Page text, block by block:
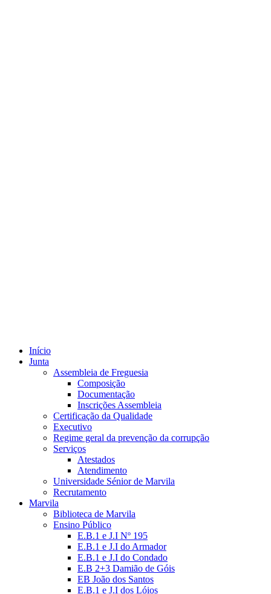
Início
Junta
Assembleia de Freguesia
Composição
Documentação
Inscrições Assembleia
Certificação da Qualidade
Executivo
Regime geral da prevenção da corrupção
Serviços
Atestados
Atendimento
Universidade Sénior de Marvila
Recrutamento
Marvila
Biblioteca de Marvila
Ensino Público
E.B.1 e J.I Nº 195
E.B.1 e J.I do Armador
E.B.1 e J.I do Condado
E.B 2+3 Damião de Góis
EB João dos Santos
E.B.1 e J.I dos Lóios